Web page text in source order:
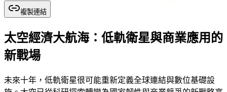
複製連結
太空經濟大航海：低軌衛星與商業應用的
新戰場
未來十年，低軌衛星很可能重新定義全球連結與數位基礎設